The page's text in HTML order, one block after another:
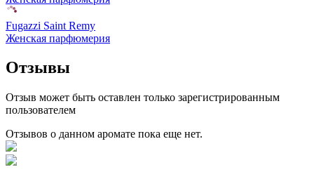
Fugazzi Saint Remy
Женская парфюмерия
Отзывы
Отзыв может быть оставлен только зарегистрированным
пользователем
Отзывов о данном аромате пока еще нет.